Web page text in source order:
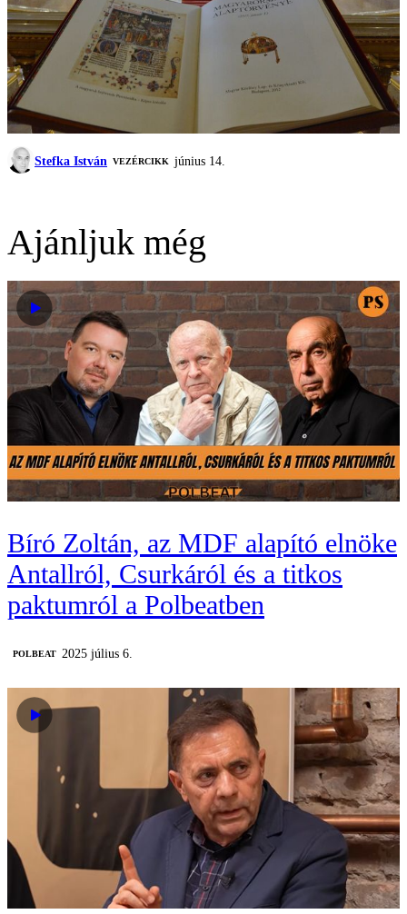
Stefka István VEZÉRCIKK június 14.
Ajánljuk még
Bíró Zoltán, az MDF alapító elnöke
Antallról, Csurkáról és a titkos
paktumról a Polbeatben
‎POLBEAT 2025 július 6.